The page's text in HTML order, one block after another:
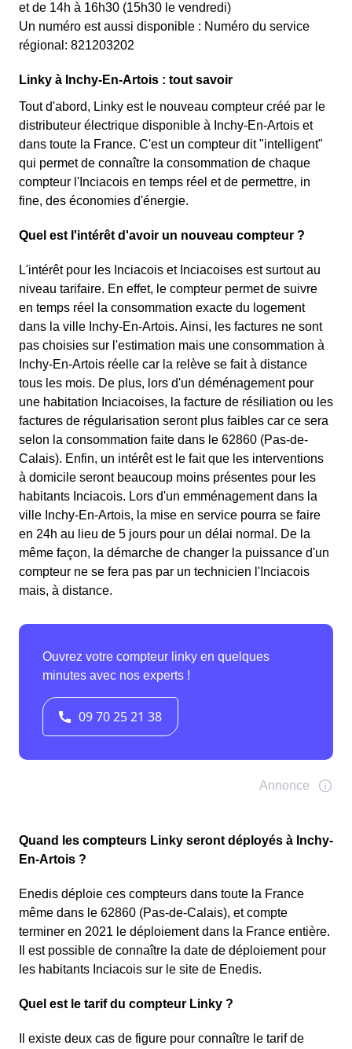
et de 14h à 16h30 (15h30 le vendredi)
Un numéro est aussi disponible : Numéro du service
régional: 821203202
Linky à Inchy-En-Artois : tout savoir
Tout d'abord, Linky est le nouveau compteur créé par le
distributeur électrique disponible à Inchy-En-Artois et
dans toute la France. C'est un compteur dit "intelligent"
qui permet de connaître la consommation de chaque
compteur l'Inciacois en temps réel et de permettre, in
fine, des économies d'énergie.
Quel est l'intérêt d'avoir un nouveau compteur ?
L'intérêt pour les Inciacois et Inciacoises est surtout au
niveau tarifaire. En effet, le compteur permet de suivre
en temps réel la consommation exacte du logement
dans la ville Inchy-En-Artois. Ainsi, les factures ne sont
pas choisies sur l'estimation mais une consommation à
Inchy-En-Artois réelle car la relève se fait à distance
tous les mois. De plus, lors d'un déménagement pour
une habitation Inciacoises, la facture de résiliation ou les
factures de régularisation seront plus faibles car ce sera
selon la consommation faite dans le 62860 (Pas-de-
Calais). Enfin, un intérêt est le fait que les interventions
à domicile seront beaucoup moins présentes pour les
habitants Inciacois. Lors d'un emménagement dans la
ville Inchy-En-Artois, la mise en service pourra se faire
en 24h au lieu de 5 jours pour un délai normal. De la
même façon, la démarche de changer la puissance d'un
compteur ne se fera pas par un technicien l'Inciacois
mais, à distance.
Quand les compteurs Linky seront déployés à Inchy-
En-Artois ?
Enedis déploie ces compteurs dans toute la France
même dans le 62860 (Pas-de-Calais), et compte
terminer en 2021 le déploiement dans la France entière.
Il est possible de connaître la date de déploiement pour
les habitants Inciacois sur le site de Enedis.
Quel est le tarif du compteur Linky ?
Il existe deux cas de figure pour connaître le tarif de